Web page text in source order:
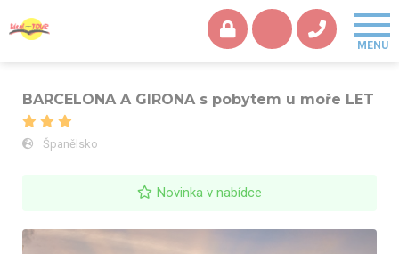
BARCELONA A GIRONA s pobytem u moře LET
Španělsko
Novinka v nabídce
BARCELONA A GIRONA s pobytem u moře LET - Barcelona